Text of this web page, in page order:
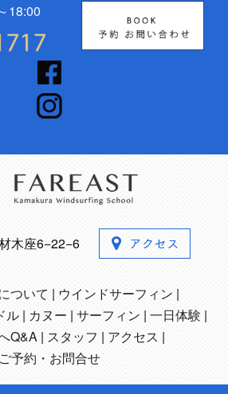
18:00
木座6−22−6
ついて
ウインドサーフィン
ル
カヌー サーフィン 一日体験
Q&A
スタッフ
アクセス
ご予約・お問合せ